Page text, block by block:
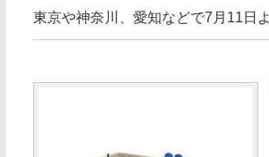
東京や神奈川、愛知などで7月11日